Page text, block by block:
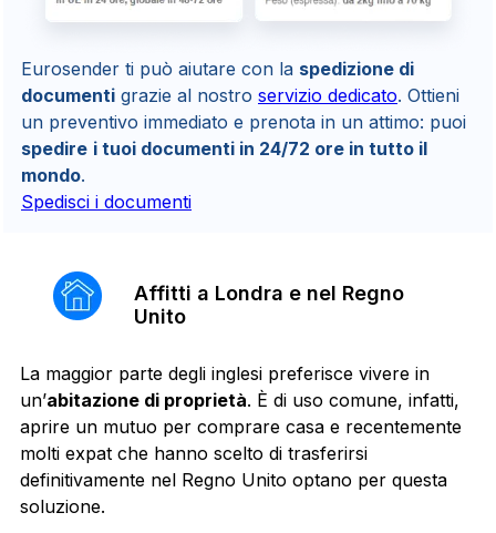
Eurosender ti può aiutare con la spedizione di
documenti grazie al nostro servizio dedicato. Ottieni
un preventivo immediato e prenota in un attimo: puoi
spedire i tuoi documenti in 24/72 ore in tutto il
mondo.
Spedisci i documenti
Affitti a Londra e nel Regno
Unito
La maggior parte degli inglesi preferisce vivere in
un’abitazione di proprietà. È di uso comune, infatti,
aprire un mutuo per comprare casa e recentemente
molti expat che hanno scelto di trasferirsi
definitivamente nel Regno Unito optano per questa
soluzione.